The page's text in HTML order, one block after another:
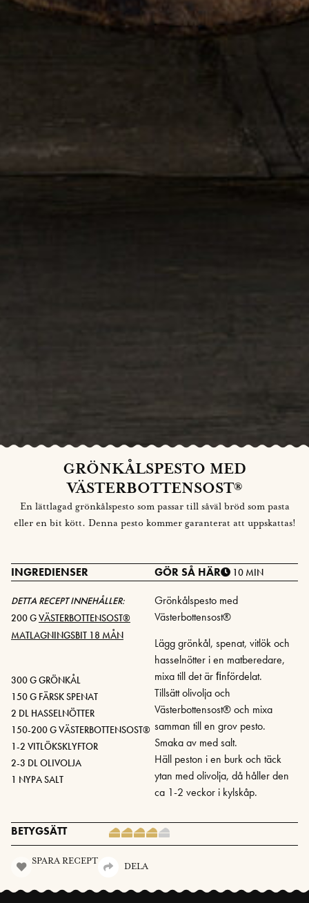
GRÖNKÅLSPESTO MED
VÄSTERBOTTENSOST®
En lättlagad grönkålspesto som passar till såväl bröd som pasta
eller en bit kött. Denna pesto kommer garanterat att uppskattas!
INGREDIENSER
DETTA RECEPT INNEHÅLLER:
200 GVÄSTERBOTTENSOST®
MATLAGNINGSBIT 18 MÅN
300 G GRÖNKÅL
150 G FÄRSK SPENAT
2 DL HASSELNÖTTER
150-200 G VÄSTERBOTTENSOST®
1-2 VITLÖKSKLYFTOR
2-3 DL OLIVOLJA
1 NYPA SALT
GÖR SÅ HÄR 10 MIN
Grönkålspesto med
Västerbottensost®
Lägg grönkål, spenat, vitlök och
hasselnötter i en matberedare,
mixa till det är ﬁnfördelat.
Tillsätt olivolja och
Västerbottensost® och mixa
samman till en grov pesto.
Smaka av med salt.
Häll peston i en burk och täck
ytan med olivolja, då håller den
ca 1-2 veckor i kylskåp.
BETYGSÄTT
SPARA RECEPT
DELA